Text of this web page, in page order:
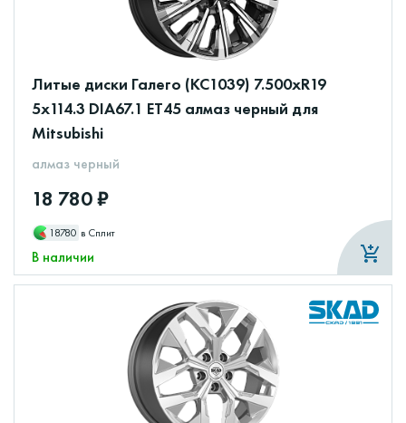
Литые диски Галего (КС1039) 7.500xR19
5x114.3 DIA67.1 ET45 алмаз черный для
Mitsubishi
алмаз черный
18 780 ₽
18780 в Сплит
В наличии